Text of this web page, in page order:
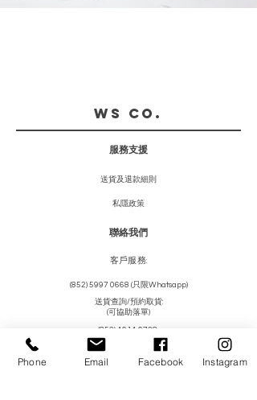
WS CO.
服務支援
送貨及退款細則
私隱政策
聯絡我們
客戶服務:
(852) 5997 0668 (只限Whatsapp)
送貨查詢/預約取貨:
(可協助落單)
(852) 4614 6728
Phone Email Facebook Instagram